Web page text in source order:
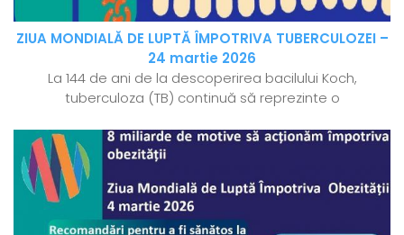
ZIUA MONDIALĂ DE LUPTĂ ÎMPOTRIVA TUBERCULOZEI –
24 martie 2026
La 144 de ani de la descoperirea bacilului Koch,
tuberculoza (TB) continuă să reprezinte o